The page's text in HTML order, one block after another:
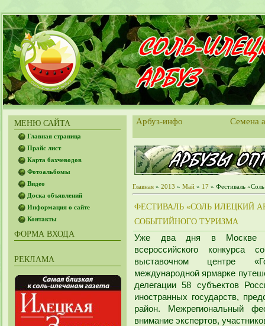
МЕНЮ САЙТА
Главная страница
Прайс лист
Карта бахчеводов
Фотоальбомы
Видео
Доска объявлений
Информация о сайте
Контакты
ФОРМА ВХОДА
РЕКЛАМА
Арбуз-инфо Семена
Главная » 2013 » Май » 17 » Фестиваль
ФЕСТИВАЛЬ «СОЛЬ ИЛЕЦКИЙ
СОБЫТИЙНОГО ТУРИЗМА
Уже два дня в Москве
всероссийского конкурса
выставочном центре
международной ярмарке
делегации 58 субъектов
иностранных государств,
район. Межрегиональный
внимание экспертов,